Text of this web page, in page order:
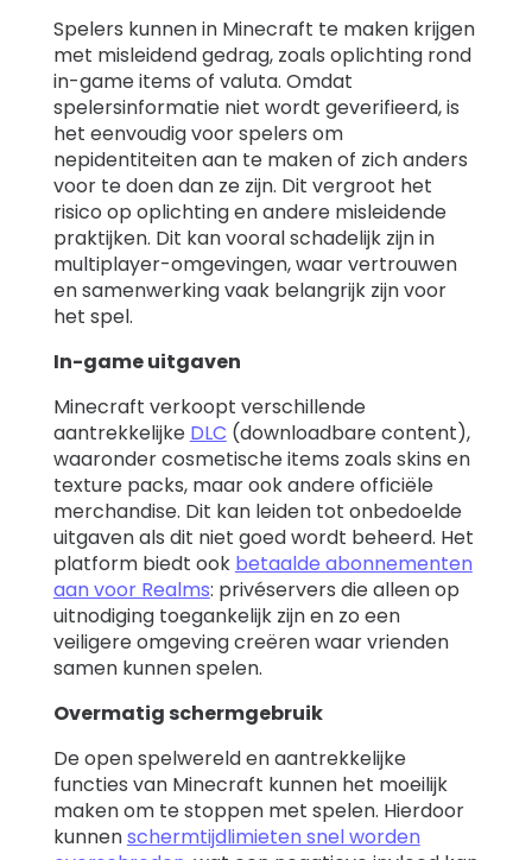
Spelers kunnen in Minecraft te maken krijgen
met misleidend gedrag, zoals oplichting rond
in-game items of valuta. Omdat
spelersinformatie niet wordt geverifieerd, is
het eenvoudig voor spelers om
nepidentiteiten aan te maken of zich anders
voor te doen dan ze zijn. Dit vergroot het
risico op oplichting en andere misleidende
praktijken. Dit kan vooral schadelijk zijn in
multiplayer-omgevingen, waar vertrouwen
en samenwerking vaak belangrijk zijn voor
het spel.
In-game uitgaven
Minecraft verkoopt verschillende
aantrekkelijke DLC (downloadbare content),
waaronder cosmetische items zoals skins en
texture packs, maar ook andere officiële
merchandise. Dit kan leiden tot onbedoelde
uitgaven als dit niet goed wordt beheerd. Het
platform biedt ook betaalde abonnementen
aan voor Realms: privéservers die alleen op
uitnodiging toegankelijk zijn en zo een
veiligere omgeving creëren waar vrienden
samen kunnen spelen.
Overmatig schermgebruik
De open spelwereld en aantrekkelijke
functies van Minecraft kunnen het moeilijk
maken om te stoppen met spelen. Hierdoor
kunnenschermtijdlimieten snel worden